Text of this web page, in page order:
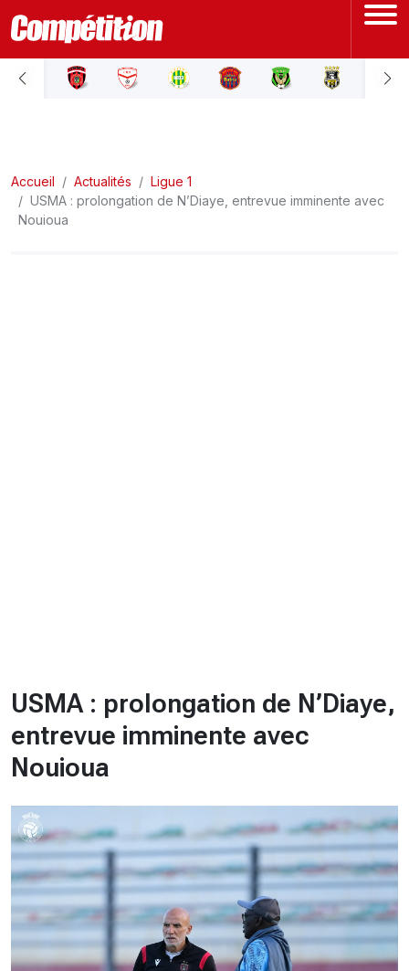
ACCUEIL
LIGUE 2
Accueil Actualités
Ligue 1
USMA : prolongation de N’Diaye, entrevue imminente avec
Nouioua
USMA : prolongation de N’Diaye,
entrevue imminente avec
Nouioua